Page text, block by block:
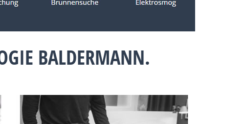
BALDERMANN.